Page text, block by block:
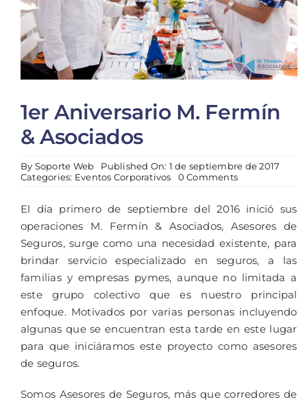
1er Aniversario M. Fermín
& Asociados
By Soporte Web
Published On: 1 de septiembre de 2017
Categories: Eventos Corporativos 0 Comments
El día primero de septiembre del 2016 inició sus
operaciones M. Fermín & Asociados, Asesores de
Seguros, surge como una necesidad existente, para
brindar servicio especializado en seguros, a las
familias y empresas pymes, aunque no limitada a
este grupo colectivo que es nuestro principal
enfoque. Motivados por varias personas incluyendo
algunas que se encuentran esta tarde en este lugar
para que iniciáramos este proyecto como asesores
de seguros.
Somos Asesores de Seguros, más que corredores de